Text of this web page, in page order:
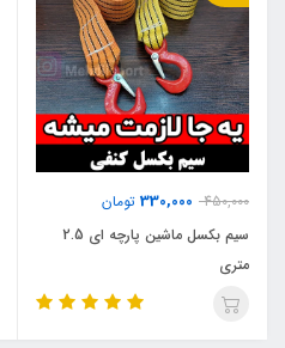
450,000
330,000 تومان
سیم بکسل ماشین پارچه ای 2.5
متری